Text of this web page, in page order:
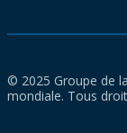
© 2025 Groupe de
mondiale. Tous